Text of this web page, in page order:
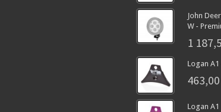
John
W -
1
Logan A1
463,00
Logan A1